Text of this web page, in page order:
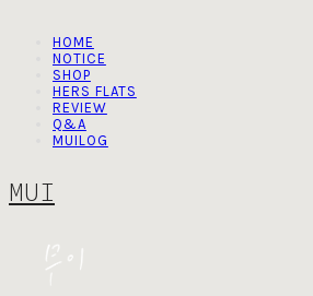
HOME
NOTICE
SHOP
HERS FLATS
REVIEW
Q&A
MUILOG
MUI